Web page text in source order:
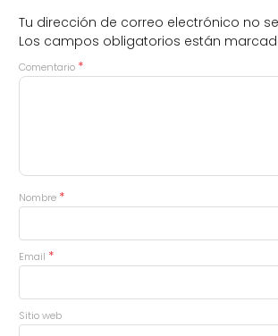
Tu dirección de correo electrónico no
Los campos obligatorios están
Comentario *
Nombre *
Email *
Sitio web